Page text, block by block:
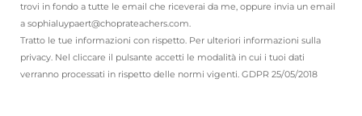
trovi in fondo a tutte le email che riceverai da me, oppure invia un email
a sophialuypaert@choprateachers.com.
Tratto le tue informazioni con rispetto. Per ulteriori informazioni sulla
privacy. Nel cliccare il pulsante accetti le modalità in cui i tuoi dati
verranno processati in rispetto delle normi vigenti. GDPR 25/05/2018